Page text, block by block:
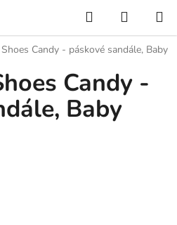
Hledat
KOŠÍK
Candy - páskové sandále, Baby
Candy -
Baby